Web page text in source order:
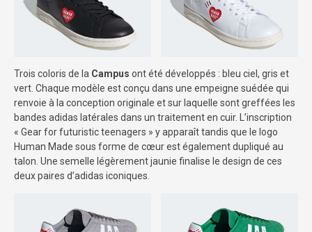
Trois coloris de la Campus ont été développés : bleu ciel, gris et
vert. Chaque modèle est conçu dans une empeigne suédée qui
renvoie à la conception originale et sur laquelle sont greffées les
bandes adidas latérales dans un traitement en cuir. L’inscription
« Gear for futuristic teenagers » y apparaît tandis que le logo
Human Made sous forme de cœur est également dupliqué au
talon. Une semelle légèrement jaunie finalise le design de ces
deux paires d’adidas iconiques.